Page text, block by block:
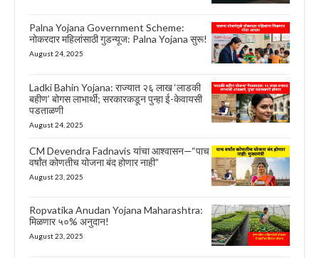
Palna Yojana Government Scheme:
नोकरदार महिलांसाठी गुडन्यूज: Palna Yojana सुरू!
August 24, 2025
Ladki Bahin Yojana: राज्यात २६ लाख ‘लाडकी
बहीण’ बोगस लाभार्थी; सरकारकडून पुन्हा ई-केवायसी
पडताळणी
August 24, 2025
CM Devendra Fadnavis यांचा आश्वासन—“पाच
वर्षांत कोणतीच योजना बंद होणार नाही”
August 23, 2025
Ropvatika Anudan Yojana Maharashtra:
मिळणार ५०% अनुदान!
August 23, 2025